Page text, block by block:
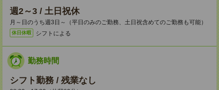
週2～3 / 土日祝休
月～日のうち週3日～（平日のみのご勤務、土日祝含めてのご勤務も可能）
休日休暇 シフトによる
勤務時間
シフト勤務 / 残業なし